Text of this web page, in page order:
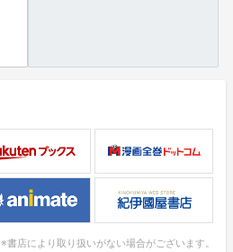
※書店により取り扱いがない場合がございます。